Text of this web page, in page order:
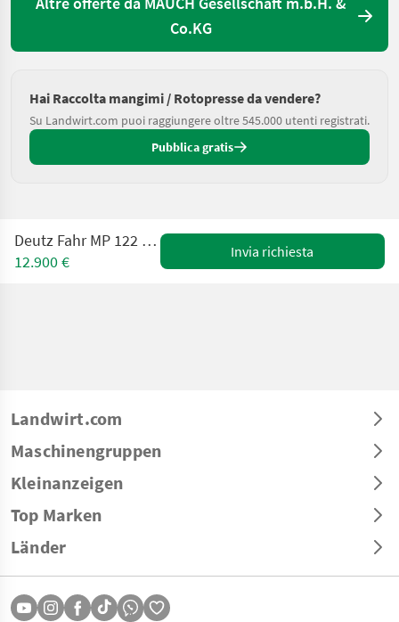
Co.KG
Hai Raccolta mangimi / Rotopresse da vendere?
Su Landwirt.com puoi raggiungere oltre 545.000 utenti registrati.
Pubblica gratis
Deutz Fahr MP 122 Rundballenpresse
12.900 €
Invia richiesta
Landwirt.com
Maschinengruppen
Kleinanzeigen
Top Marken
Länder